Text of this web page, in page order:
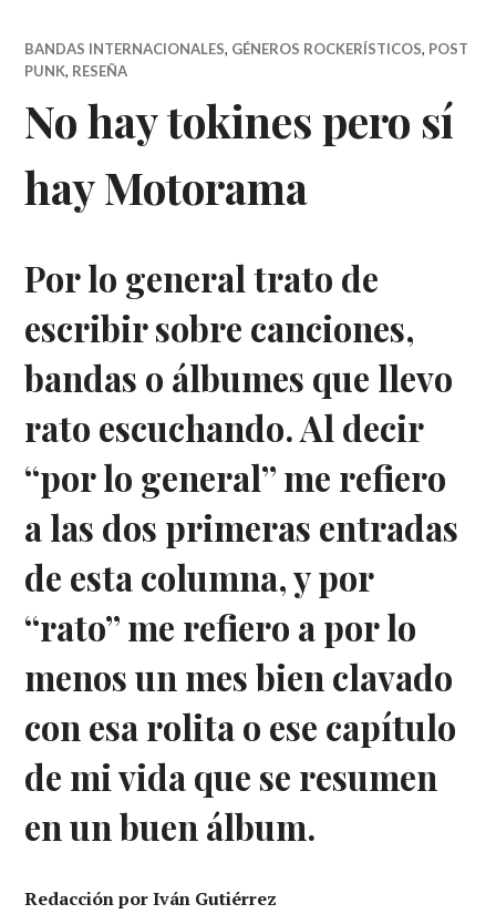
BANDAS INTERNACIONALES, GÉNEROS ROCKERÍSTICOS, POST
PUNK, RESEÑA
No hay tokines pero sí
hay Motorama
Por lo general trato de
escribir sobre canciones,
bandas o álbumes que llevo
rato escuchando. Al decir
“por lo general” me refiero
a las dos primeras entradas
de esta columna, y por
“rato” me refiero a por lo
menos un mes bien clavado
con esa rolita o ese capítulo
de mi vida que se resumen
en un buen álbum.
Redacción por Iván Gutiérrez